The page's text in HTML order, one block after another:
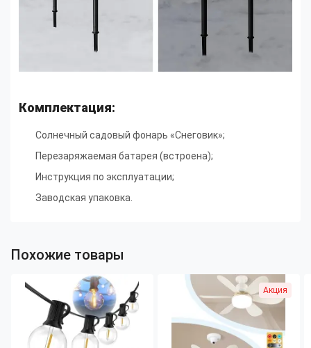
Комплектация:
Солнечный садовый фонарь «Снеговик»;
Перезаряжаемая батарея (встроена);
Инструкция по эксплуатации;
Заводская упаковка.
Похожие товары
Акция